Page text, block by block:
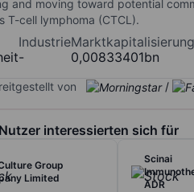
and moving toward potential
T-cell lymphoma (CTCL).
Industrie
-
Marktkapitalisierung
0,00833401bn
von /
interessierten sich für
Group
Limited
Scinai
ADR